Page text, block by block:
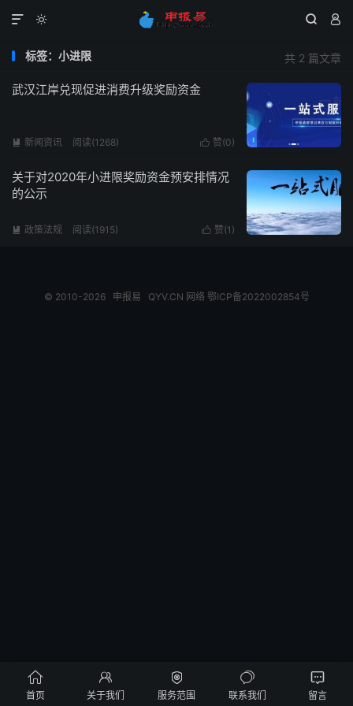
  

共 2 篇文章
标签：小进限
武汉江岸兑现促进消费升级奖励资金
 赞(0)
 新闻资讯 阅读(1268)
关于对2020年小进限奖励资金预安排情况
的公示
 赞(1 )
 政策法规 阅读(1915)
© 2010-2026 申报易 QYV.CN 网络 鄂ICP备2022002854号

首页

关于我们

服务范围

联系我们

留言